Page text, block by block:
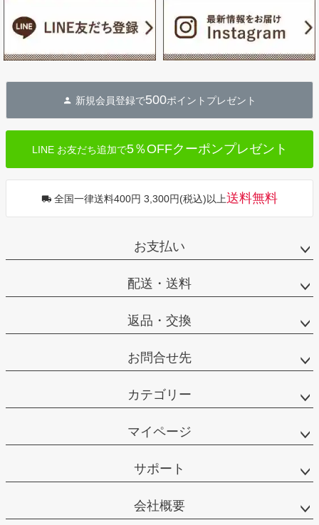
新規会員登録で500ポイントプレゼント
LINE お友だち追加で5％OFFクーポンプレゼント
全国一律送料400円 3,300円(税込)以上送料無料
お支払い
配送・送料
返品・交換
お問合せ先
カテゴリー
マイページ
サポート
会社概要